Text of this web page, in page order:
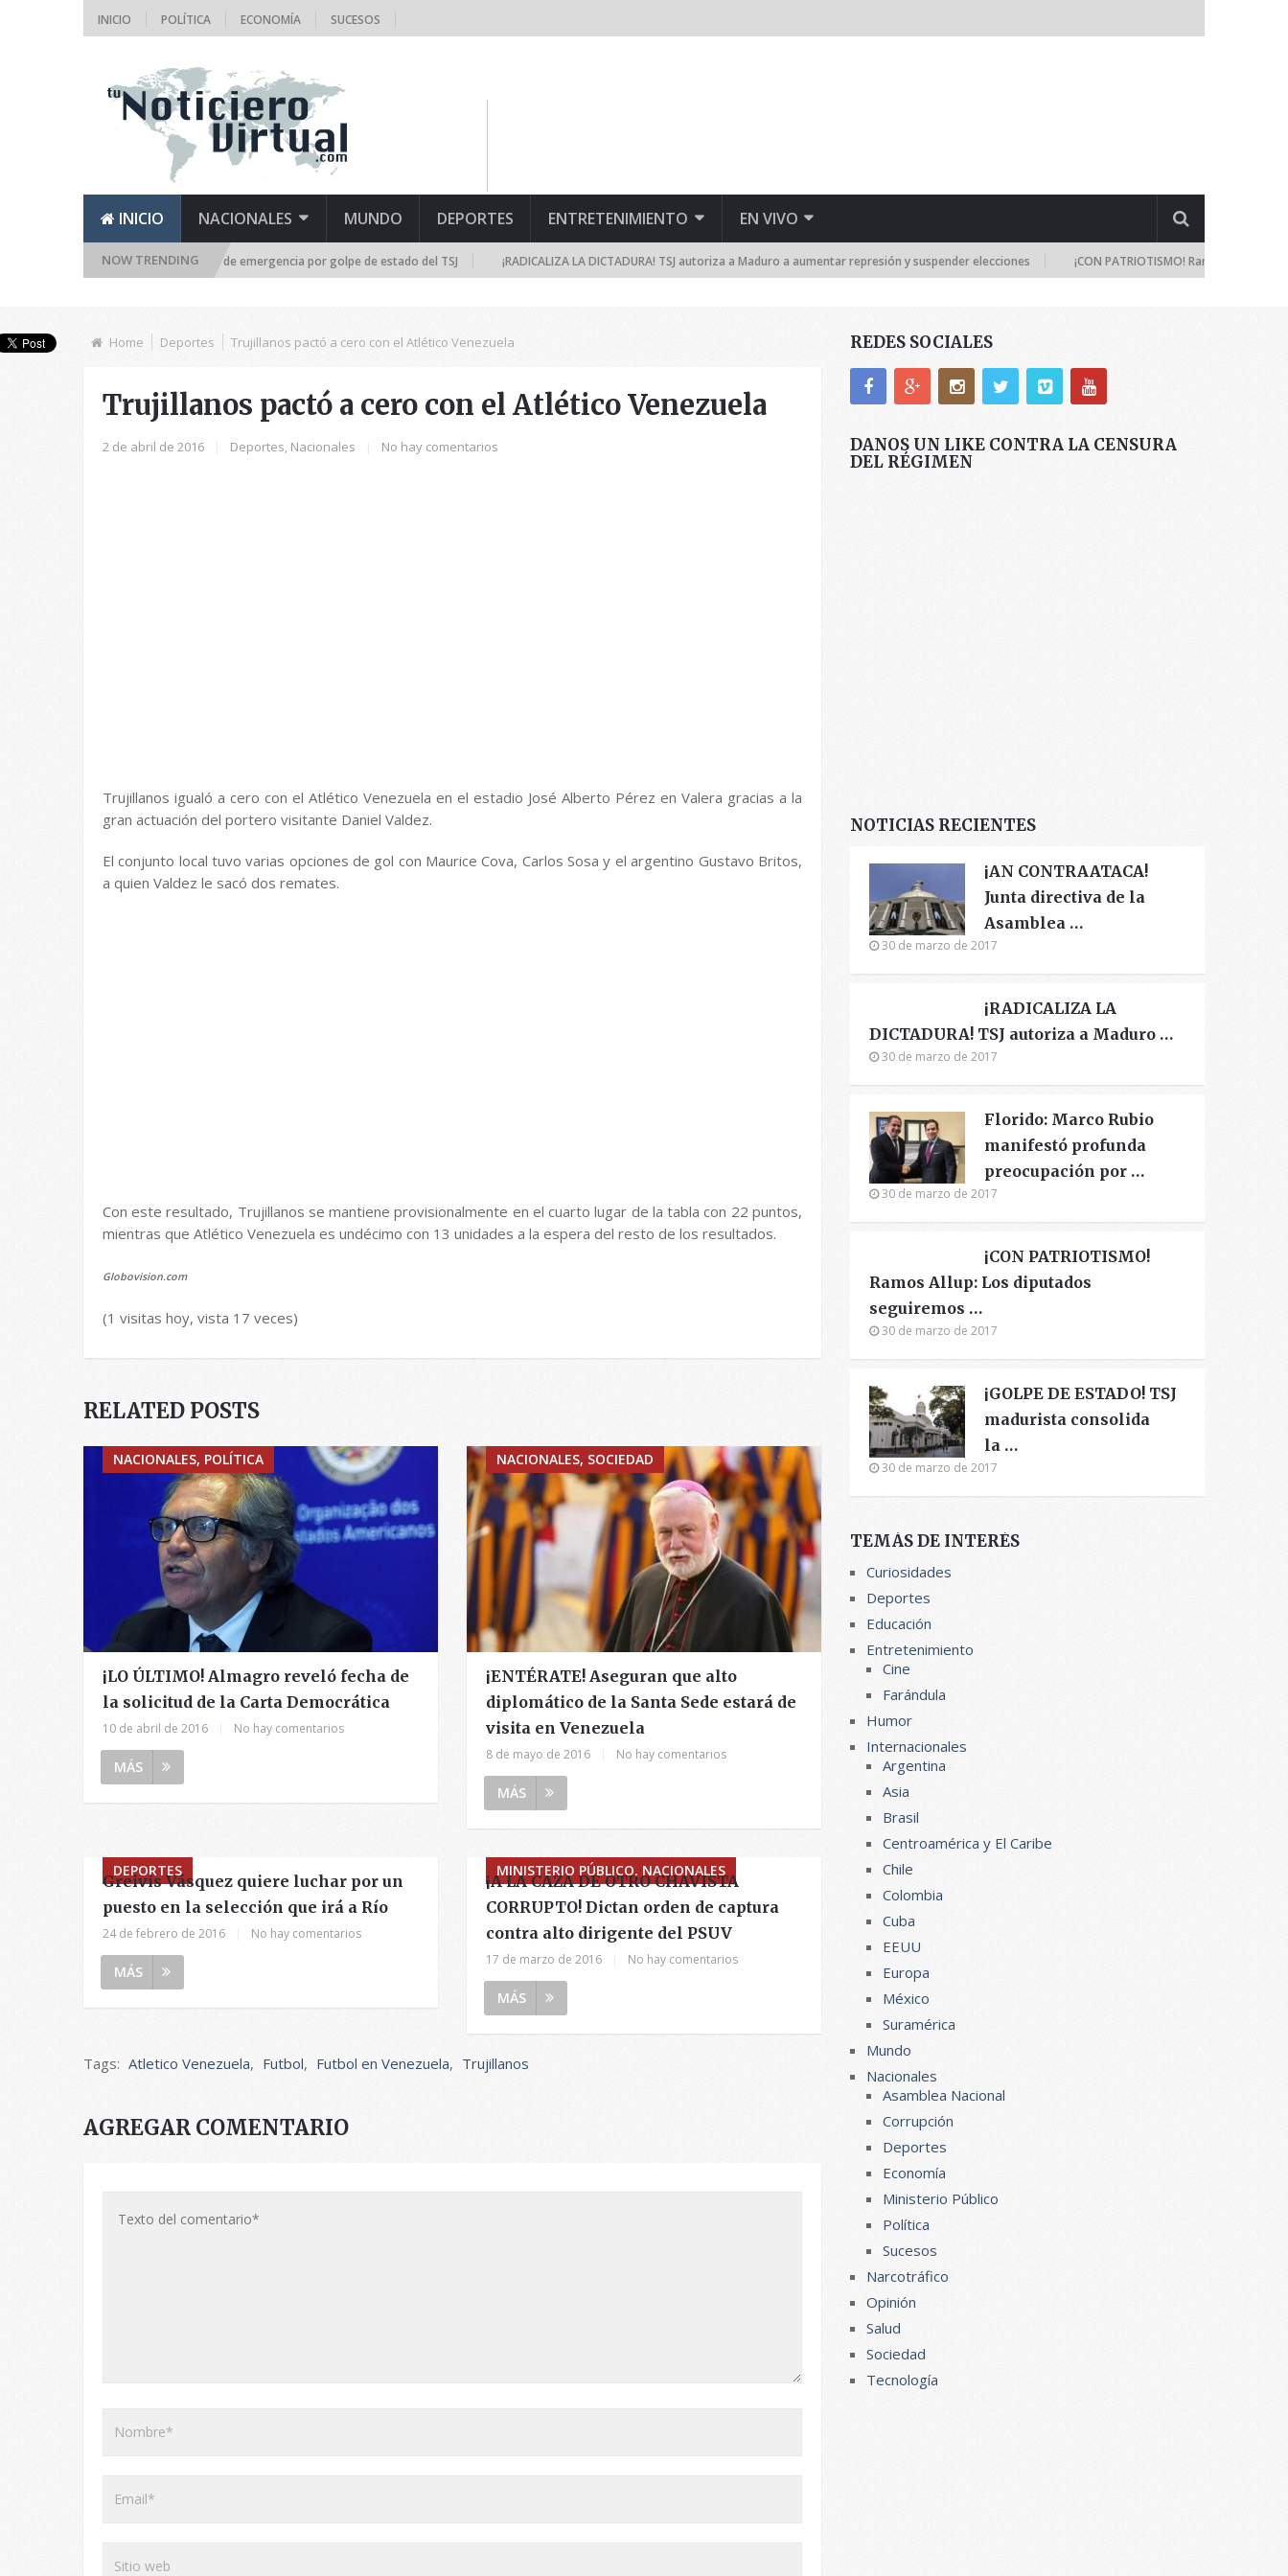
INICIO POLÍTICA ECONOMÍA SUCESOS
INICIO NACIONALES MUNDO DEPORTES ENTRETENIMIENTO EN VIVO
NOW TRENDING
de la Asamblea Nacional se reúne de emergencia por golpe de estado del TSJ ¡RADICALIZA LA DICTADURA! TSJ autoriza a Maduro a aumentar represión y suspender elecciones ¡CON PATRIOTISMO! Ramos Allup: Los
Home Deportes Trujillanos pactó a cero con el Atlético Venezuela
Trujillanos pactó a cero con el Atlético Venezuela
2 de abril de 2016 Deportes, Nacionales No hay comentarios
Trujillanos igualó a cero con el Atlético Venezuela en el estadio José Alberto Pérez en Valera gracias a la
gran actuación del portero visitante Daniel Valdez.
El conjunto local tuvo varias opciones de gol con Maurice Cova, Carlos Sosa y el argentino Gustavo Britos,
a quien Valdez le sacó dos remates.
Con este resultado, Trujillanos se mantiene provisionalmente en el cuarto lugar de la tabla con 22 puntos,
mientras que Atlético Venezuela es undécimo con 13 unidades a la espera del resto de los resultados.
Globovision.com
(1 visitas hoy, vista 17 veces)
RELATED POSTS
NACIONALES, POLÍTICA
¡LO ÚLTIMO! Almagro reveló fecha de
la solicitud de la Carta Democrática
10 de abril de 2016 No hay comentarios
MÁS
NACIONALES, SOCIEDAD
¡ENTÉRATE! Aseguran que alto
diplomático de la Santa Sede estará de
visita en Venezuela
8 de mayo de 2016 No hay comentarios
MÁS
DEPORTES
Greivis Vásquez quiere luchar por un
puesto en la selección que irá a Río
24 de febrero de 2016 No hay comentarios
MÁS
MINISTERIO PÚBLICO, NACIONALES
¡A LA CAZA DE OTRO CHAVISTA
CORRUPTO! Dictan orden de captura
contra alto dirigente del PSUV
17 de marzo de 2016 No hay comentarios
MÁS
Tags: Atletico Venezuela, Futbol, Futbol en Venezuela, Trujillanos
AGREGAR COMENTARIO
REDES SOCIALES
DANOS UN LIKE CONTRA LA CENSURA
DEL RÉGIMEN
NOTICIAS RECIENTES
¡AN CONTRAATACA!
Junta directiva de la
Asamblea …
30 de marzo de 2017
¡RADICALIZA LA
DICTADURA! TSJ autoriza a Maduro …
30 de marzo de 2017
Florido: Marco Rubio
manifestó profunda
preocupación por …
30 de marzo de 2017
¡CON PATRIOTISMO!
Ramos Allup: Los diputados
seguiremos …
30 de marzo de 2017
¡GOLPE DE ESTADO! TSJ
madurista consolida
la …
30 de marzo de 2017
TEMÁS DE INTERÉS
Curiosidades
Deportes
Educación
Entretenimiento
Cine
Farándula
Humor
Internacionales
Argentina
Asia
Brasil
Centroamérica y El Caribe
Chile
Colombia
Cuba
EEUU
Europa
México
Suramérica
Mundo
Nacionales
Asamblea Nacional
Corrupción
Deportes
Economía
Ministerio Público
Política
Sucesos
Narcotráfico
Opinión
Salud
Sociedad
Tecnología